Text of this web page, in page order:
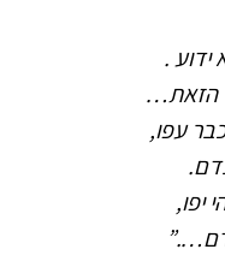
ידוע .
הזאת…
עפו,
יפו,